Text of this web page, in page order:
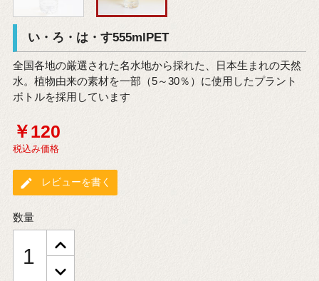
い・ろ・は・す555mlPET
全国各地の厳選された名水地から採れた、日本生まれの天然
水。植物由来の素材を一部（5～30％）に使用したプラント
ボトルを採用しています
￥120
税込み価格
edit レビューを書く
数量